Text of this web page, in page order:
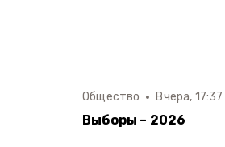
Общество Вчера, 17:37
Выборы – 2026